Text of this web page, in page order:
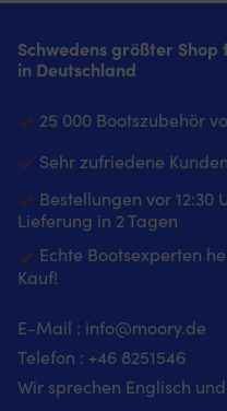
Schwedens größter
in Deutschland
25 000 Bootszubehör
Sehr zufriedene
Bestellungen vor 12:30
Lieferung in 2 Tagen
Echte Bootsexperten
Kauf!
E-Mail : info@moory.de
Telefon : +46 8251546
Wir sprechen Englisch